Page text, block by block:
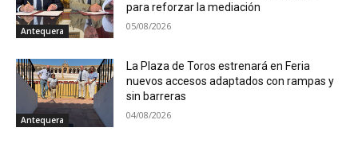
Antequera
para reforzar la mediación
05/08/2026
Antequera
La Plaza de Toros estrenará en Feria
nuevos accesos adaptados con rampas y
sin barreras
04/08/2026